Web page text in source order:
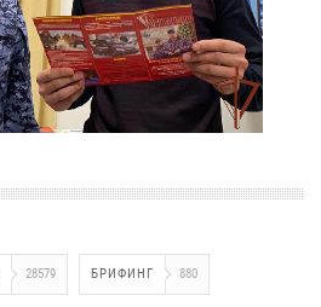
28579 БРИФИНГ 880